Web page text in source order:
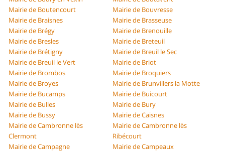
Mairie de Boutencourt
Mairie de Bouvresse
Mairie de Braisnes
Mairie de Brasseuse
Mairie de Brégy
Mairie de Brenouille
Mairie de Bresles
Mairie de Breteuil
Mairie de Brétigny
Mairie de Breuil le Sec
Mairie de Breuil le Vert
Mairie de Briot
Mairie de Brombos
Mairie de Broquiers
Mairie de Broyes
Mairie de Brunvillers la Motte
Mairie de Bucamps
Mairie de Buicourt
Mairie de Bulles
Mairie de Bury
Mairie de Bussy
Mairie de Caisnes
Mairie de Cambronne lès
Clermont
Mairie de Cambronne lès
Ribécourt
Mairie de Campagne
Mairie de Campeaux